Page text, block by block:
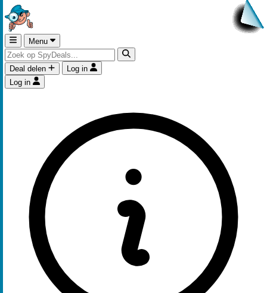
Menu
Deal delen
Log in
Log in